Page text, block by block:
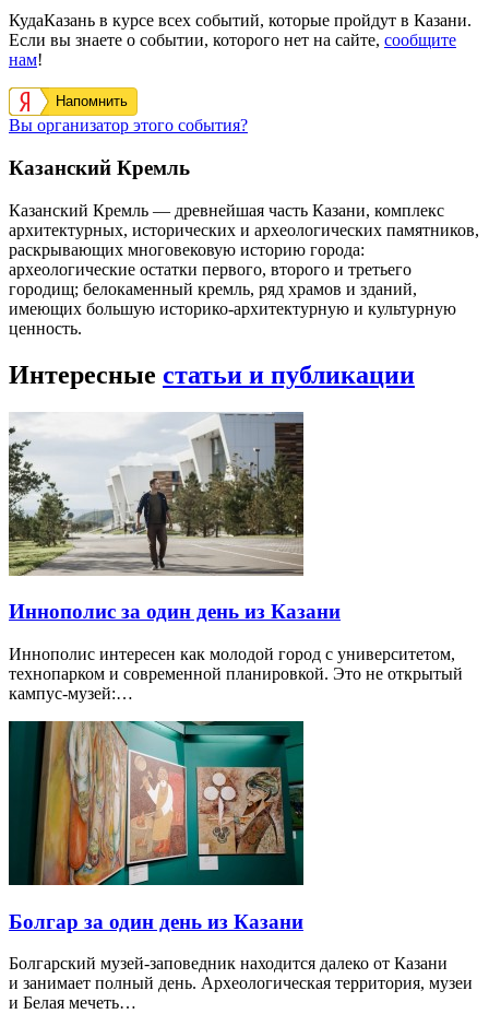
КудаКазань в курсе всех событий, которые пройдут в Казани.
Если вы знаете о событии, которого нет на сайте, сообщите
нам!
Напомнить
Вы организатор этого события?
Казанский Кремль
Казанский Кремль — древнейшая часть Казани, комплекс
архитектурных, исторических и археологических памятников,
раскрывающих многовековую историю города:
археологические остатки первого, второго и третьего
городищ; белокаменный кремль, ряд храмов и зданий,
имеющих большую историко-архитектурную и культурную
ценность.
Интересные статьи и публикации
Иннополис за один день из Казани
Иннополис интересен как молодой город с университетом,
технопарком и современной планировкой. Это не открытый
кампус-музей:…
Болгар за один день из Казани
Болгарский музей-заповедник находится далеко от Казани
и занимает полный день. Археологическая территория, музеи
и Белая мечеть…